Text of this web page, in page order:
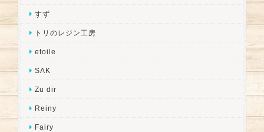
すず
トリのレジン工房
etoile
SAK
Zu dir
Reiny
Fairy